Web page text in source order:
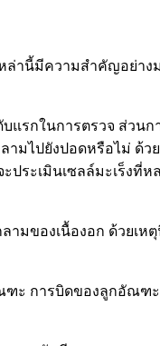
หล่านี้มีความสำคัญอย่า
รกในการตรวจ ส่วนก
มไปยังปอดหรือไม่ ด้ว
ระเมินเซลล์มะเร็งที่ห
มของเนื้องอก ด้วยเหตุ
ฑะ การบิดของลูกอัณฑ